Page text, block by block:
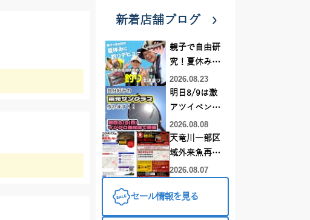
新着店舗ブログ
親子で自由研
究！夏休みに
釣りデビュー
2026.08.23
明日8/9は激
アツイベント
日！！！～オ
ーダー偏光グ
ラス受注会～
2026.08.08
天竜川一部区
域外来魚再放
流禁止となり
2026.08.07
セール情報を見る